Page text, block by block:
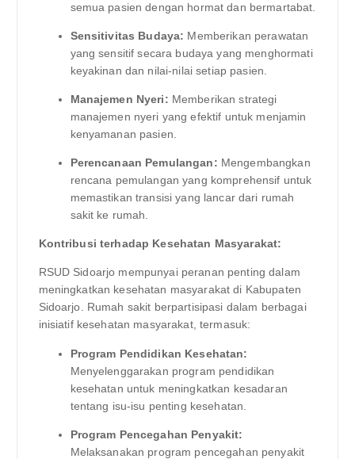
semua pasien dengan hormat dan bermartabat.
Sensitivitas Budaya: Memberikan perawatan
yang sensitif secara budaya yang menghormati
keyakinan dan nilai-nilai setiap pasien.
Manajemen Nyeri: Memberikan strategi
manajemen nyeri yang efektif untuk menjamin
kenyamanan pasien.
Perencanaan Pemulangan: Mengembangkan
rencana pemulangan yang komprehensif untuk
memastikan transisi yang lancar dari rumah
sakit ke rumah.
Kontribusi terhadap Kesehatan Masyarakat:
RSUD Sidoarjo mempunyai peranan penting dalam
meningkatkan kesehatan masyarakat di Kabupaten
Sidoarjo. Rumah sakit berpartisipasi dalam berbagai
inisiatif kesehatan masyarakat, termasuk:
Program Pendidikan Kesehatan:
Menyelenggarakan program pendidikan
kesehatan untuk meningkatkan kesadaran
tentang isu-isu penting kesehatan.
Program Pencegahan Penyakit:
Melaksanakan program pencegahan penyakit